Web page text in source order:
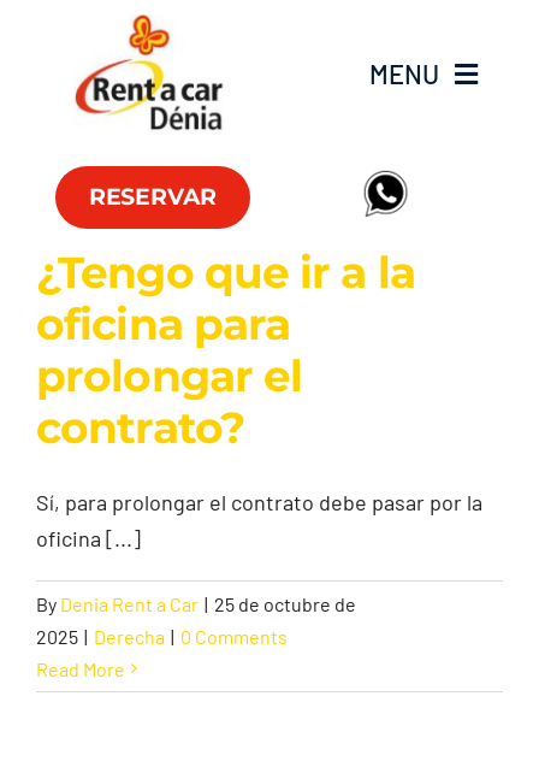
MENU
Flota
Ofertas
Oficinas
Club RAC
Contacto
RESERVAR
¿Tengo que ir a la
oficina para
prolongar el
contrato?
Sí, para prolongar el contrato debe pasar por la
oficina [...]
By Denia Rent a Car | 25 de octubre de
2025 | Derecha | 0 Comments
Read More